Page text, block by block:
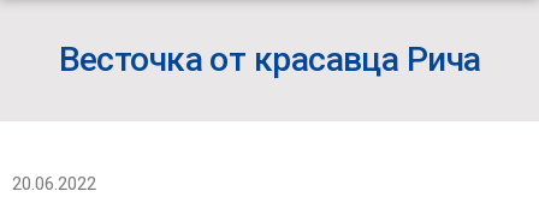
Весточка от красавца Рича
20.06.2022